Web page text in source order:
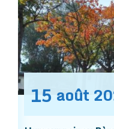
15 août